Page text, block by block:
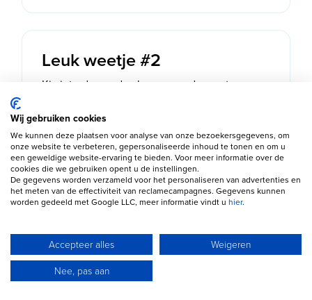
Leuk weetje #2
Kia introduceerde als een van de eerste
Leuk weetje #3
De EV6 werd in 2022 uitgeroepen tot
Wij gebruiken cookies
We kunnen deze plaatsen voor analyse van onze bezoekersgegevens, om
onze website te verbeteren, gepersonaliseerde inhoud te tonen en om u
een geweldige website-ervaring te bieden. Voor meer informatie over de
cookies die we gebruiken opent u de instellingen.
De gegevens worden verzameld voor het personaliseren van advertenties en
het meten van de effectiviteit van reclamecampagnes. Gegevens kunnen
worden gedeeld met Google LLC, meer informatie vindt u hier.
Accepteer alles
Weigeren
Nee, pas aan